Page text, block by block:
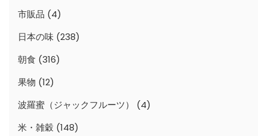
市販品 (4)
日本の味 (238)
朝食 (316)
果物 (12)
波羅蜜（ジャックフルーツ）
(4)
米・雑穀 (148)